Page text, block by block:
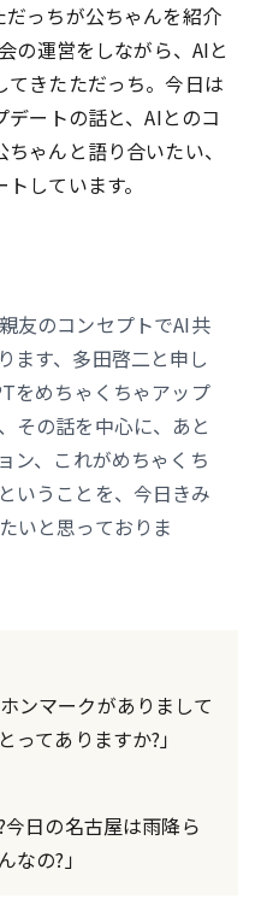
っちが公ちゃんを紹介
の運営をしながら、AIと
きたただっち。今日は
ートの話と、AIとのコ
ゃんと語り合いたい、
しています。
友のコンセプトでAI共
ます、多田啓二と申し
をめちゃくちゃアップ
その話を中心に、あと
ン、これがめちゃくち
いうことを、今日きみ
いと思っておりま
ンマークがありまして
てありますか?」
今日の名古屋は雨降ら
なの?」